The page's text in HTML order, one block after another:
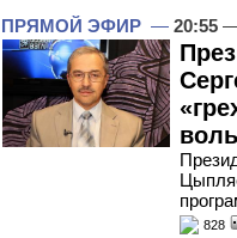
ПРЯМОЙ ЭФИР — 20:55
828